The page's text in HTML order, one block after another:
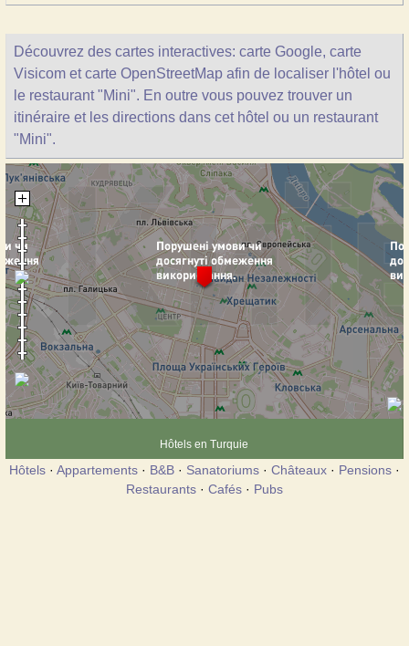
Découvrez des cartes interactives: carte Google, carte
Visicom et carte OpenStreetMap afin de localiser l'hôtel ou
le restaurant "Mini". En outre vous pouvez trouver un
itinéraire et les directions dans cet hôtel ou un restaurant
"Mini".
Hôtels en Turquie
Hôtels · Appartements · B&B · Sanatoriums · Châteaux · Pensions ·
Restaurants · Cafés · Pubs